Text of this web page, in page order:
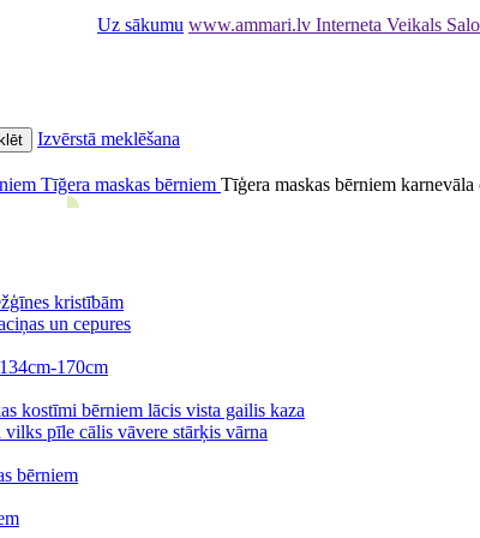
Uz sākumu www.ammari.lv Interneta Veikals
Izvērstā meklēšana
Tīğera maskas bērniem Tīģera maskas bērniem
kristībām
un cepures
170cm
kostīmi bērniem lācis vista gailis kaza
vilks pīle cālis vāvere stārķis vārna
bērniem